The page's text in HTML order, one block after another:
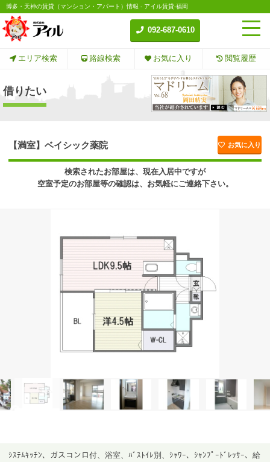
博多・天神の賃貸（マンション・アパート）情報 - アイル賃貸-福岡
092-687-0610
エリア検索 路線検索 お気に入り 閲覧履歴
借りたい
【満室】ベイシック薬院 お気に入り
検索されたお部屋は、現在入居中ですが
空室予定のお部屋等の確認は、お気軽にご連絡下さい。
ｼｽﾃﾑｷｯﾁﾝ、ガスコンロ付、浴室、ﾊﾞｽﾄｲﾚ別、ｼｬﾜｰ、ｼｬﾝﾌﾟｰﾄﾞﾚｯｻｰ、給